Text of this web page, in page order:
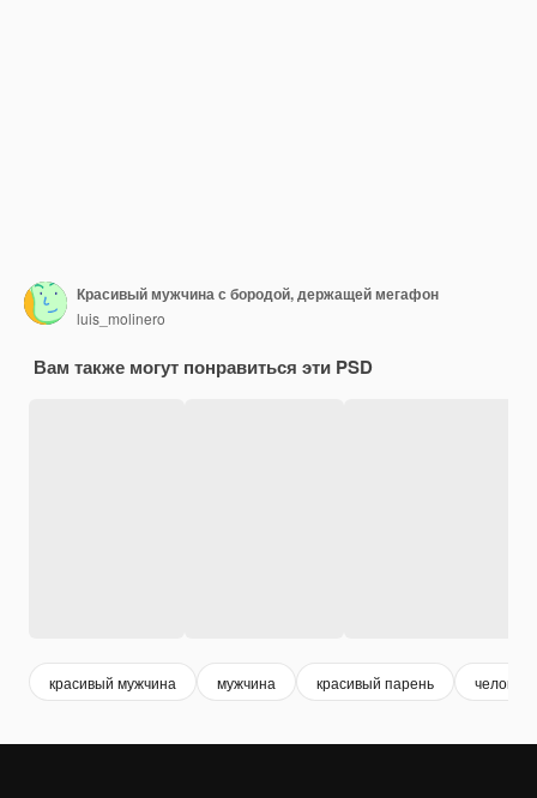
Красивый мужчина с бородой, держащей мегафон
luis_molinero
Вам также могут понравиться эти PSD
красивый мужчина мужчина красивый парень человек